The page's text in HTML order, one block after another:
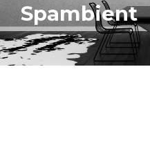
Spambient